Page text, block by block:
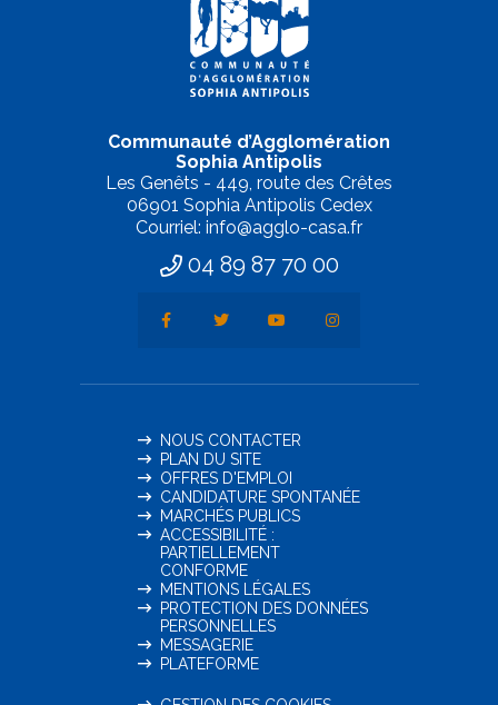
Communauté d’Agglomération
Sophia Antipolis
Les Genêts - 449, route des Crêtes
06901 Sophia Antipolis Cedex
Courriel: info@agglo-casa.fr
04 89 87 70 00
NOUS CONTACTER
PLAN DU SITE
OFFRES D'EMPLOI
CANDIDATURE SPONTANÉE
MARCHÉS PUBLICS
ACCESSIBILITÉ :
PARTIELLEMENT
CONFORME
MENTIONS LÉGALES
PROTECTION DES DONNÉES
PERSONNELLES
MESSAGERIE
PLATEFORME